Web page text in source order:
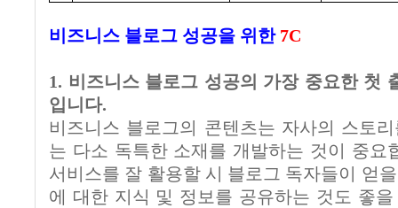
비즈니스 블로그 성공을 위한 7C
1. 비즈니스 블로그 성공의 가장 중요한 첫
입니다.
비즈니스 블로그의 콘텐츠는 자사의 스토
는 다소 독특한 소재를 개발하는 것이 중요
서비스를 잘 활용할 시 블로그 독자들이 얻
에 대한 지식 및 정보를 공유하는 것도 좋